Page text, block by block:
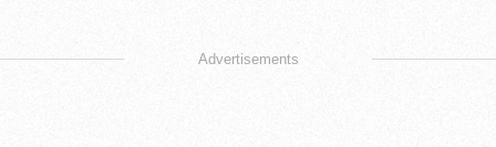
Advertisements